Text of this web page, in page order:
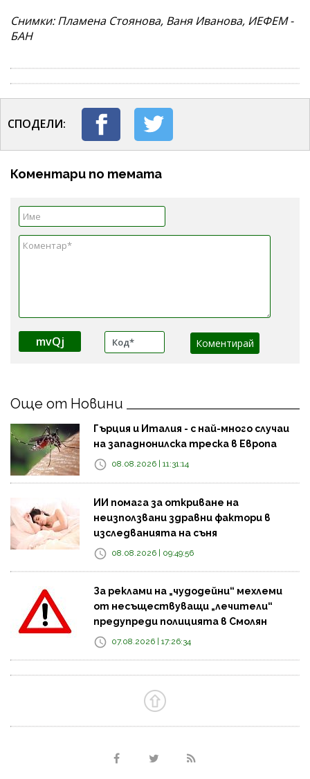
Снимки: Пламена Стоянова, Ваня Иванова, ИЕФЕМ -
БАН
СПОДЕЛИ:
Коментари по темата
mvQj
Още от Новини
Гърция и Италия - с най-много случаи
на западнонилска треска в Европа
08.08.2026 | 11:31:14
ИИ помага за откриване на
неизползвани здравни фактори в
изследванията на съня
08.08.2026 | 09:49:56
За реклами на „чудодейни“ мехлеми
от несъществуващи „лечители“
предупреди полицията в Смолян
07.08.2026 | 17:26:34